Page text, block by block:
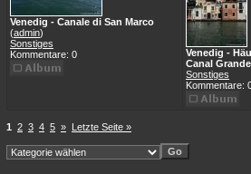
Venedig - Canale di San Marco
(admin)
Sonstiges
Kommentare: 0
Venedig -
Canal Grande
Sonstiges
Kommentare:
1 2 3 4 5 » Letzte Seite »